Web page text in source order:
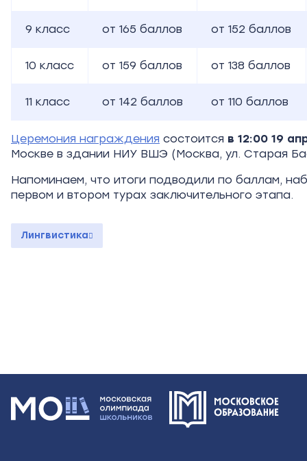
9 класс от 165 баллов от 152 баллов
10 класс от 159 баллов от 138 баллов
11 класс от 142 баллов от 110 баллов
Церемония награждения состоится в 12:00 19
Москве в здании НИУ ВШЭ (Москва, ул. Старая
Напоминаем, что итоги подводили по баллам,
первом и втором турах заключительного этапа.
Лингвистика